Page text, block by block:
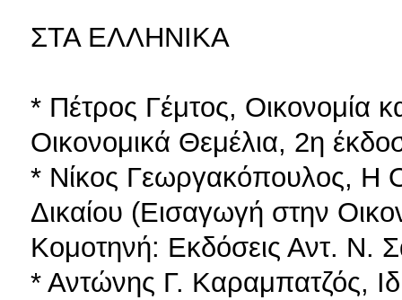
ΣΤΑ ΕΛΛΗΝΙΚΑ
* Πέτρος Γέμτος, Οικονομία
Οικονομικά Θεμέλια, 2η
* Νίκος Γεωργακόπουλος, Η
Δικαίου (Εισαγωγή στην
Κομοτηνή: Εκδόσεις Αντ. Ν.
* Αντώνης Γ. Καραμπατζός,